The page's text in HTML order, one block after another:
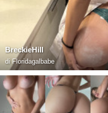
BreckieHill
di Floridagalbabe